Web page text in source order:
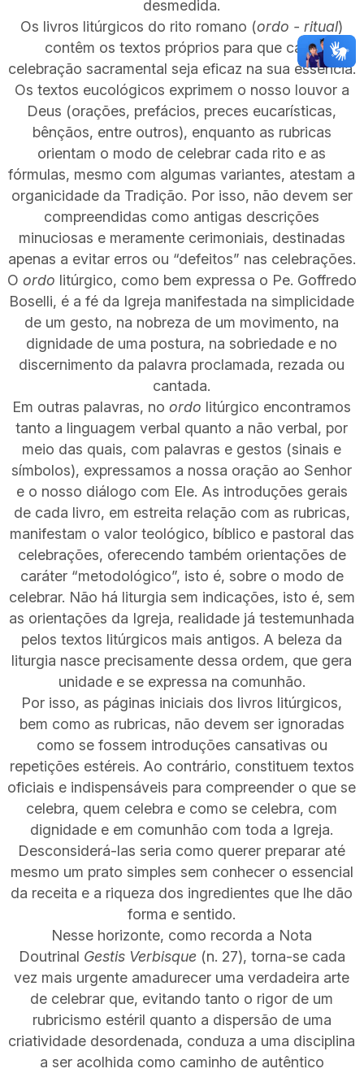
desmedida.
Os livros litúrgicos do rito romano (ordo - ritual)
contêm os textos próprios para que cada
celebração sacramental seja eficaz na sua essência.
Os textos eucológicos exprimem o nosso louvor a
Deus (orações, prefácios, preces eucarísticas,
bênçãos, entre outros), enquanto as rubricas
orientam o modo de celebrar cada rito e as
fórmulas, mesmo com algumas variantes, atestam a
organicidade da Tradição. Por isso, não devem ser
compreendidas como antigas descrições
minuciosas e meramente cerimoniais, destinadas
apenas a evitar erros ou “defeitos” nas celebrações.
O ordo litúrgico, como bem expressa o Pe. Goffredo
Boselli, é a fé da Igreja manifestada na simplicidade
de um gesto, na nobreza de um movimento, na
dignidade de uma postura, na sobriedade e no
discernimento da palavra proclamada, rezada ou
cantada.
Em outras palavras, noordo litúrgico encontramos
tanto a linguagem verbal quanto a não verbal, por
meio das quais, com palavras e gestos (sinais e
símbolos), expressamos a nossa oração ao Senhor
e o nosso diálogo com Ele. As introduções gerais
de cada livro, em estreita relação com as rubricas,
manifestam o valor teológico, bíblico e pastoral das
celebrações, oferecendo também orientações de
caráter “metodológico”, isto é, sobre o modo de
celebrar. Não há liturgia sem indicações, isto é, sem
as orientações da Igreja, realidade já testemunhada
pelos textos litúrgicos mais antigos. A beleza da
liturgia nasce precisamente dessa ordem, que gera
unidade e se expressa na comunhão.
Por isso, as páginas iniciais dos livros litúrgicos,
bem como as rubricas, não devem ser ignoradas
como se fossem introduções cansativas ou
repetições estéreis. Ao contrário, constituem textos
oficiais e indispensáveis para compreender o que se
celebra, quem celebra e como se celebra, com
dignidade e em comunhão com toda a Igreja.
Desconsiderá-las seria como querer preparar até
mesmo um prato simples sem conhecer o essencial
da receita e a riqueza dos ingredientes que lhe dão
forma e sentido.
Nesse horizonte, como recorda a Nota
Doutrinal Gestis Verbisque(n. 27), torna-se cada
vez mais urgente amadurecer uma verdadeira arte
de celebrar que, evitando tanto o rigor de um
rubricismo estéril quanto a dispersão de uma
criatividade desordenada, conduza a uma disciplina
a ser acolhida como caminho de autêntico